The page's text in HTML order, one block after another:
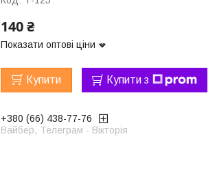
140 ₴
Показати оптові ціни
Купити Купити з
+380 (66) 438-77-76
Вайбер, Телеграм - Вікторія